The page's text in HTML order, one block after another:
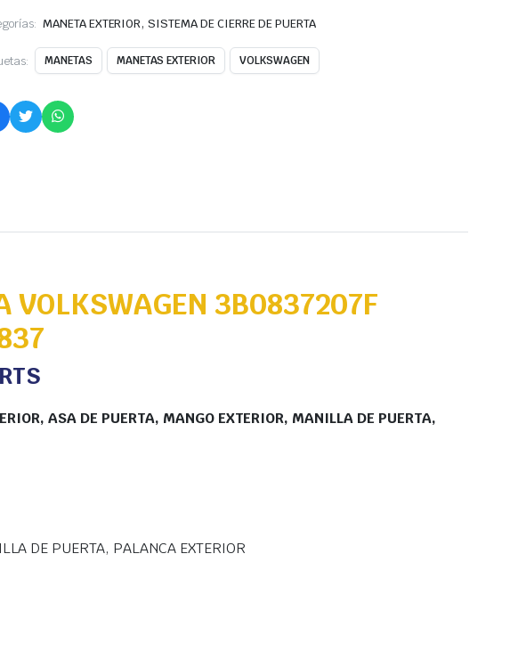
MANETA EXTERIOR, SISTEMA DE CIERRE DE PUERTA
MANETAS MANETAS EXTERIOR VOLKSWAGEN
VOLKSWAGEN 3B0837207F
ASA DE PUERTA, MANGO EXTERIOR, MANILLA DE PUERTA,
DE PUERTA, PALANCA EXTERIOR